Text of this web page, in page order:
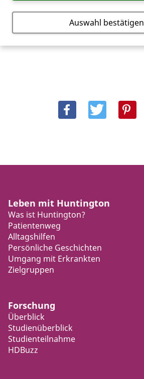
Leben mit Huntington
Was ist Huntington?
Patientenweg
Alltagshilfen
Persönliche Geschichten
Umgang mit Erkrankten
Zielgruppen
Forschung
Überblick
Studienüberblick
Studienteilnahme
HDBuzz
Auswahl bestätigen